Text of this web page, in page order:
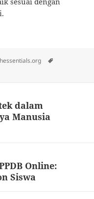
dalam
Manusia
Online:
Siswa